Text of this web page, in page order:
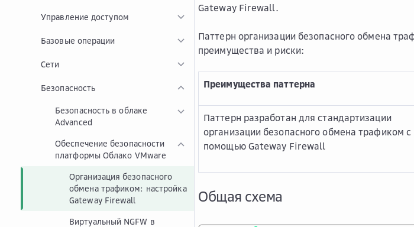
Управление доступом
Базовые операции
Сети
Безопасность
Безопасность в облаке
Advanced
Обеспечение безопасности
платформы Облако VMware
Организация безопасного
обмена трафиком: настройка
Gateway Firewall
Виртуальный NGFW в
Gateway Firewall.
Паттерн организации безопасного обмена
преимущества и риски:
Преимущества паттерна
Паттерн разработан для стандартизации
организации безопасного обмена трафиком с
помощью Gateway Firewall
Общая схема